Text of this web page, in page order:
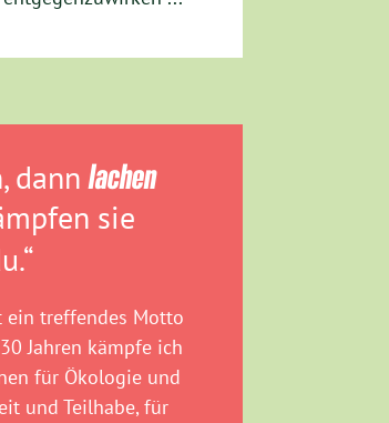
dannlachen
sie
ein treffendes Motto
Jahren kämpfe ich
für Ökologie und
und Teilhabe, für